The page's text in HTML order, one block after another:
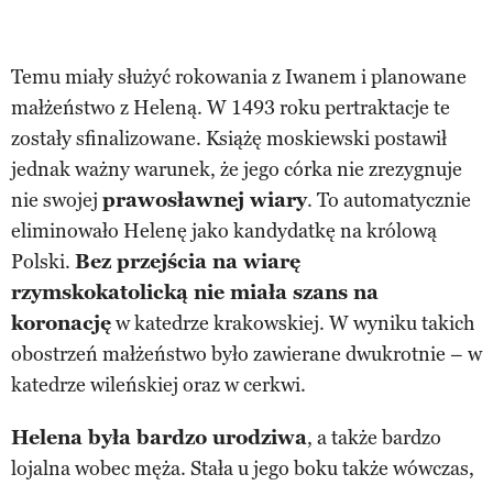
Temu miały służyć rokowania z Iwanem i planowane
małżeństwo z Heleną. W 1493 roku pertraktacje te
zostały sfinalizowane. Książę moskiewski postawił
jednak ważny warunek, że jego córka nie zrezygnuje
nie swojej prawosławnej wiary. To automatycznie
eliminowało Helenę jako kandydatkę na królową
Polski. Bez przejścia na wiarę
rzymskokatolicką nie miała szans na
koronacjęw katedrze krakowskiej. W wyniku takich
obostrzeń małżeństwo było zawierane dwukrotnie – w
katedrze wileńskiej oraz w cerkwi.
Helena była bardzo urodziwa, a także bardzo
lojalna wobec męża. Stała u jego boku także wówczas,